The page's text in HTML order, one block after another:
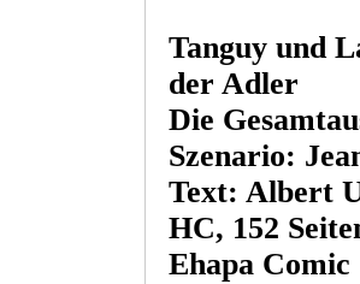
Tanguy und
der Adler
Die
Szenario:
Text: Albert
HC, 152
Ehapa Comic